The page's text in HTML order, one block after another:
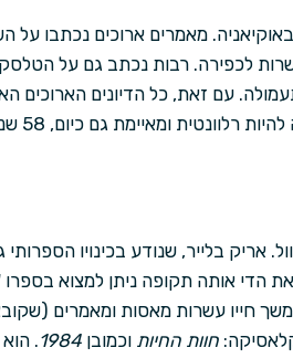
באוקיאניה. מאמרים ארוכים נכתבו
לכפירה. רבות נכתב גם על
עם זאת, כל הדיונים הארוכים
אריק בלייר, שנודע בכינויו
(את הדי אותה תקופה ניתן למצוא
חייו עשרות מאסות ומאמרים
חוות החיות וכמובן 1984